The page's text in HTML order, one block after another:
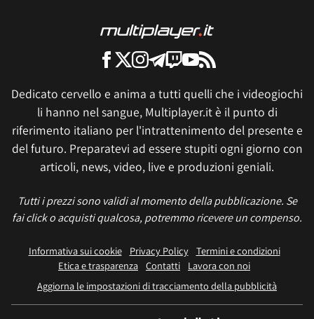
Dedicato cervello e anima a tutti quelli che i videogiochi
li hanno nel sangue, Multiplayer.it è il punto di
riferimento italiano per l'intrattenimento del presente e
del futuro. Preparatevi ad essere stupiti ogni giorno con
articoli, news, video, live e produzioni geniali.
Tutti i prezzi sono validi al momento della pubblicazione. Se
fai click o acquisti qualcosa, potremmo ricevere un compenso.
Informativa sui cookie Privacy Policy
Termini e condizioni
Etica e trasparenza Contatti
Lavora con noi
Aggiorna le impostazioni di tracciamento della pubblicità